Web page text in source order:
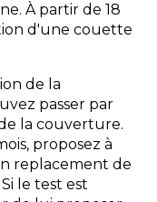
À partir de 18
d'une couette
de la
passer par
la couverture.
proposez à
replacement de
le test est